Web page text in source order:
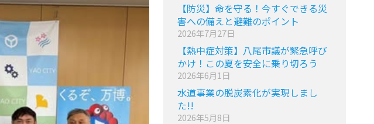
【防災】命を守る！今すぐできる災
害への備えと避難のポイント
2026年7月27日
【熱中症対策】八尾市議が緊急呼び
かけ！この夏を安全に乗り切ろう
2026年6月1日
水道事業の脱炭素化が実現しまし
た!!
2026年5月8日